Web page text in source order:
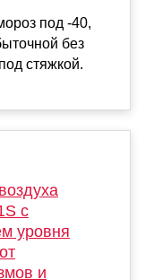
под -40,
без
стяжкой.
c
уровня
и